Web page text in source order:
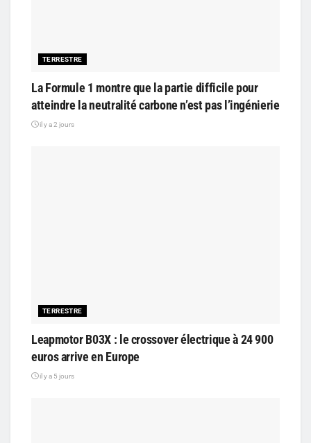
TERRESTRE
La Formule 1 montre que la partie difficile pour
atteindre la neutralité carbone n’est pas l’ingénierie
il y a 2 jours
TERRESTRE
Leapmotor B03X : le crossover électrique à 24 900
euros arrive en Europe
il y a 5 jours